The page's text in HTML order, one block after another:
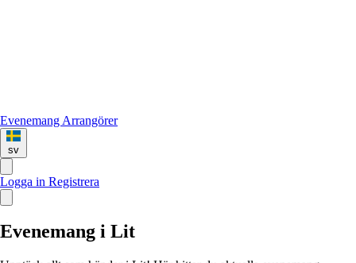
Evenemang Arrangörer
sv
Logga in Registrera
Evenemang i Lit